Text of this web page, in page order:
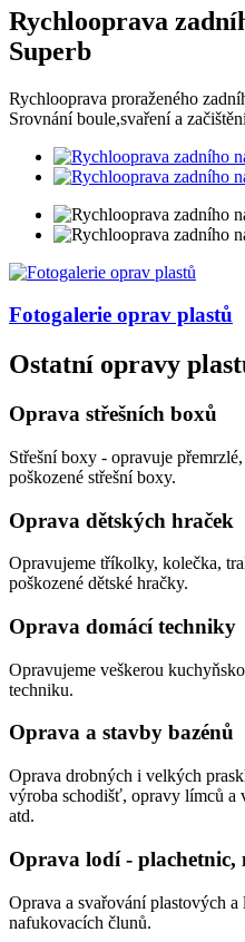
Rychlooprava
Superb
Rychlooprava proraženého
Srovnání boule,svaření a
Fotogalerie oprav plastů
Ostatní opravy
Oprava střešních boxů
Střešní boxy - opravuje
poškozené střešní boxy.
Oprava dětských hraček
Opravujeme tříkolky, kolečka,
poškozené dětské hračky.
Oprava domácí techniky
Opravujeme veškerou
techniku.
Oprava a stavby bazénů
Oprava drobných i velkých
výroba schodišť, opravy límců a
atd.
Oprava lodí -
Oprava a svařování plastových
nafukovacích člunů.